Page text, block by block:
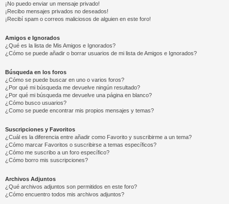
¡No puedo enviar un mensaje privado!
¡Recibo mensajes privados no deseados!
¡Recibí spam o correos maliciosos de alguien en este foro!
Amigos e Ignorados
¿Qué es la lista de Mis Amigos e Ignorados?
¿Cómo se puede añadir o borrar usuarios de mi lista de Amigos e Ignorados?
Búsqueda en los foros
¿Cómo se puede buscar en uno o varios foros?
¿Por qué mi búsqueda me devuelve ningún resultado?
¿Por qué mi búsqueda me devuelve una página en blanco?
¿Cómo busco usuarios?
¿Como se puede encontrar mis propios mensajes y temas?
Suscripciones y Favoritos
¿Cuál es la diferencia entre añadir como Favorito y suscribirme a un tema?
¿Cómo marcar Favoritos o suscribirse a temas específicos?
¿Cómo me suscribo a un foro específico?
¿Cómo borro mis suscripciones?
Archivos Adjuntos
¿Qué archivos adjuntos son permitidos en este foro?
¿Cómo encuentro todos mis archivos adjuntos?